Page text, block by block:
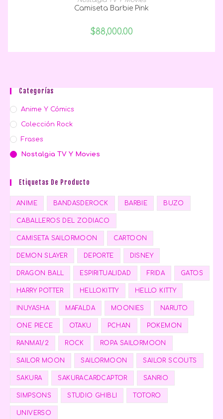
Camiseta Barbie Pink
$88,000.00
Categorías
Anime Y Cómics
Colección Rock
Frases
Nostalgia TV Y Movies
Etiquetas De Producto
ANIME BANDASDEROCK BARBIE BUZO
CABALLEROS DEL ZODIACO
CAMISETA SAILORMOON CARTOON
DEMON SLAYER DEPORTE DISNEY
DRAGON BALL ESPIRITUALIDAD FRIDA GATOS
HARRY POTTER HELLOKITTY HELLO KITTY
INUYASHA MAFALDA MOONIES NARUTO
ONE PIECE OTAKU PCHAN POKEMON
RANMA1/2 ROCK ROPA SAILORMOON
SAILOR MOON SAILORMOON SAILOR SCOUTS
SAKURA SAKURACARDCAPTOR SANRIO
SIMPSONS STUDIO GHIBLI TOTORO
UNIVERSO